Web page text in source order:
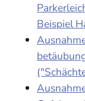
Beispiel